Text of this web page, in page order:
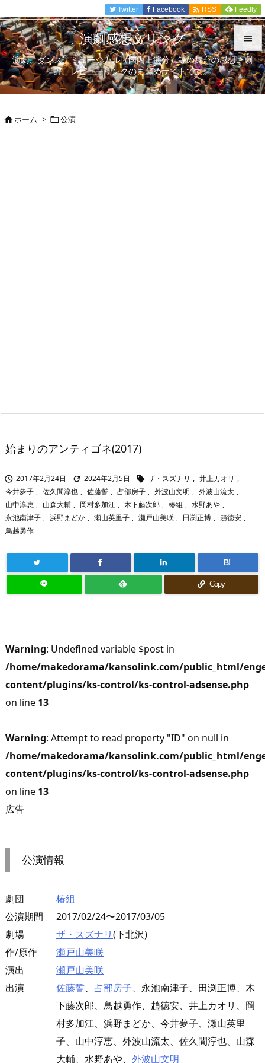


メニュ

Twitter Facebook  RSS Feedly
演劇感想文リンク
演劇、ダンス、ミュージカル（国内上演分）等の舞台の感想、劇
評、レビューリンクのまとめサイトです。
ホーム > 公演
始まりのアンティゴネ(2017)
 2017年2月24日  2024年2月5日  ザ・スズナリ , 井上カオリ ,
今井夢子 , 佐久間淳也 , 佐藤誓 , 占部房子 , 外波山文明 , 外波山流太 ,
山中淳恵 , 山森大輔 , 岡村多加江 , 木下藤次郎 , 椿組 , 水野あや ,
永池南津子 , 浜野まどか , 瀬山英里子 , 瀬戸山美咲 , 田渕正博 , 趙徳安 ,
鳥越勇作
B!
Copy
Warning: Undefined variable $post in
/home/makedorama/kansolink.com/public_html/
content/plugins/ks-control/ks-control-adsense.php
on line 13
Warning: Attempt to read property "ID" on null in
/home/makedorama/kansolink.com/public_html/
content/plugins/ks-control/ks-control-adsense.php
on line 13
広告
公演情報
劇団
椿組
公演期間
2017/02/24〜2017/03/05
劇場
ザ・スズナリ(下北沢)
作/原作
瀬戸山美咲
演出
瀬戸山美咲
出演
佐藤誓、 占部房子、永池南津子、田渕正博、木
下藤次郎、鳥越勇作、趙徳安、井上カオリ、岡
村多加江、浜野まどか、今井夢子、瀬山英里
子、山中淳恵、外波山流太、佐久間淳也、山森
大輔、水野あや、 外波山文明